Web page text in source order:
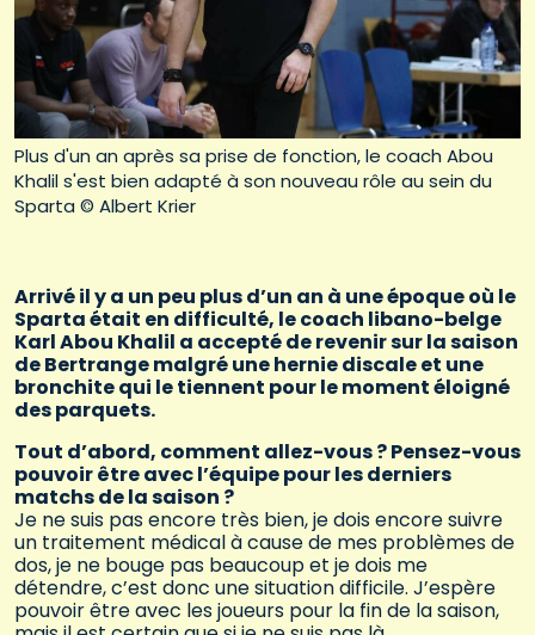
Plus d'un an après sa prise de fonction, le coach Abou
Khalil s'est bien adapté à son nouveau rôle au sein du
Sparta © Albert Krier
Arrivé il y a un peu plus d’un an à une époque où le
Sparta était en difficulté, le coach libano-belge
Karl Abou Khalil a accepté de revenir sur la saison
de Bertrange malgré une hernie discale et une
bronchite qui le tiennent pour le moment éloigné
des parquets.
Tout d’abord, comment allez-vous ? Pensez-vous
pouvoir être avec l’équipe pour les derniers
matchs de la saison ?
Je ne suis pas encore très bien, je dois encore suivre
un traitement médical à cause de mes problèmes de
dos, je ne bouge pas beaucoup et je dois me
détendre, c’est donc une situation difficile. J’espère
pouvoir être avec les joueurs pour la fin de la saison,